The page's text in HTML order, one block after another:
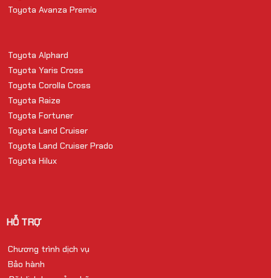
Toyota Avanza Premio
Toyota Alphard
Toyota Yaris Cross
Toyota Corolla Cross
Toyota Raize
Toyota Fortuner
Toyota Land Cruiser
Toyota Land Cruiser Prado
Toyota Hilux
HỖ TRỢ
Chương trình dịch vụ
Bảo hành